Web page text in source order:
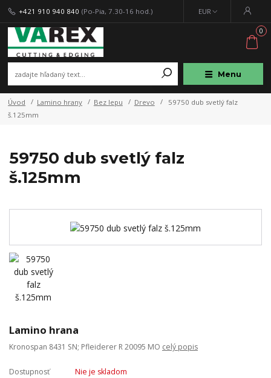
Menu
EUR
+421 910 940 840 (Po-Pia, 7.30-16 hod.)
0
Úvod Lamino hrany Bez lepu Drevo
59750 dub svetlý falz
š.125mm
59750 dub svetlý falz
š.125mm
Lamino hrana
Kronospan 8431 SN; Pfleiderer R 20095 MO celý popis
Dostupnosť Nie je skladom